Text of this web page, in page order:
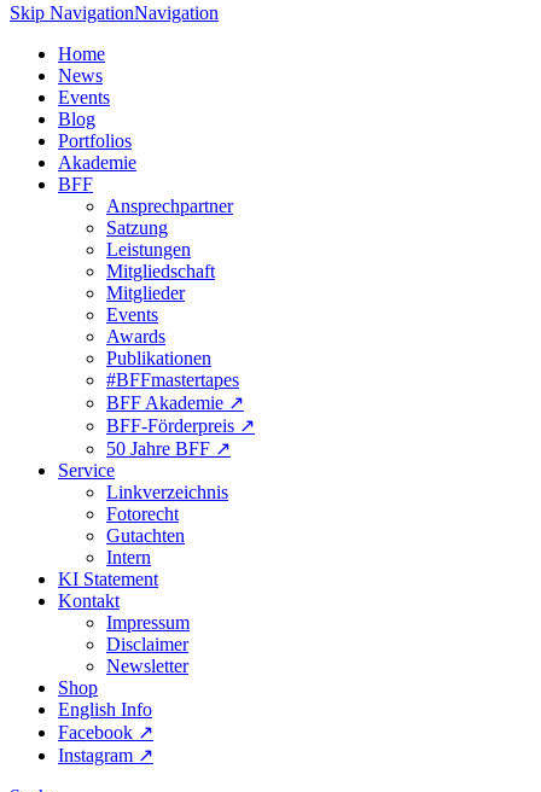
Skip NavigationNavigation
Home
News
Events
Blog
Portfolios
Akademie
BFF
Ansprechpartner
Satzung
Leistungen
Mitgliedschaft
Mitglieder
Events
Awards
Publikationen
#BFFmastertapes
BFF Akademie ↗︎
BFF-Förderpreis ↗︎
50 Jahre BFF ↗︎
Service
Linkverzeichnis
Fotorecht
Gutachten
Intern
KI Statement
Kontakt
Impressum
Disclaimer
Newsletter
Shop
English Info
Facebook ↗︎
Instagram ↗︎